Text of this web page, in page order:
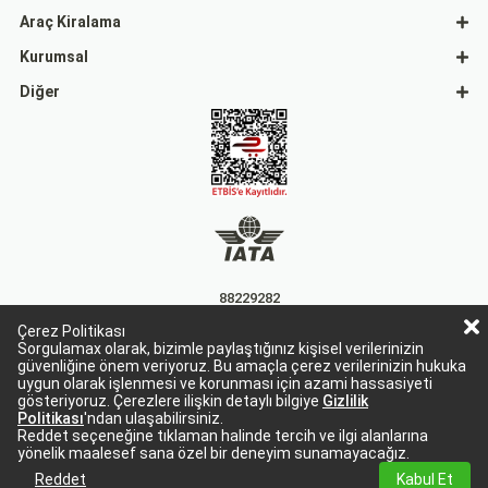
Çerez Politikası
Sorgulamax olarak, bizimle paylaştığınız kişisel verilerinizin
güvenliğine önem veriyoruz. Bu amaçla çerez verilerinizin hukuka
uygun olarak işlenmesi ve korunması için azami hassasiyeti
gösteriyoruz. Çerezlere ilişkin detaylı bilgiye Gizlilik
Politikası'ndan ulaşabilirsiniz.
Reddet seçeneğine tıklaman halinde tercih ve ilgi alanlarına
yönelik maalesef sana özel bir deneyim sunamayacağız.
Reddet
Kabul Et
Araç Kiralama
Kurumsal
Diğer
88229282
15863
Sorgulamax Turizim, TURSAB Belge No: 15863